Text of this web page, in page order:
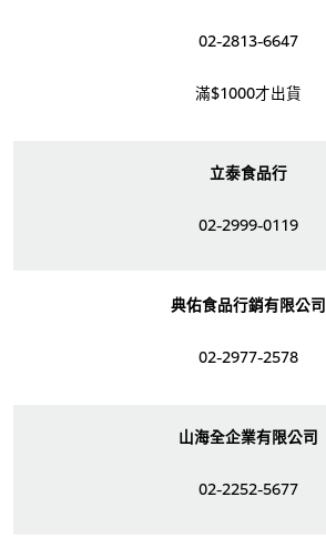
02-2813-6647
滿$1000才出貨
立泰食品行
02-2999-0119
典佑食品行銷有限公司
02-2977-2578
山海全企業有限公司
02-2252-5677